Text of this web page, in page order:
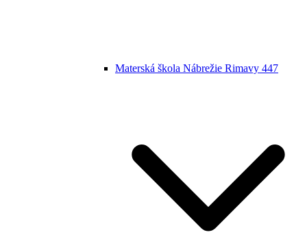
Materská škola Nábrežie Rimavy 447